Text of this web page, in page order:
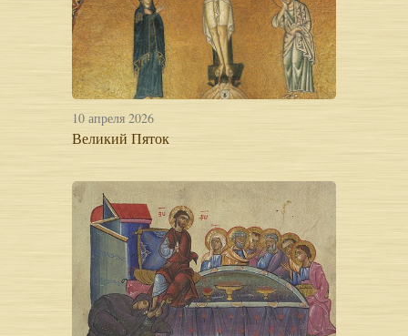
10 апреля 2026
Великий Пяток